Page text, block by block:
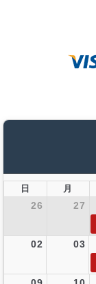
日 月
26 27
02 03